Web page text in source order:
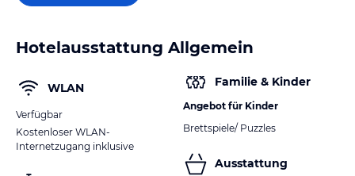
Hotelausstattung Allgemein
WLAN
Verfügbar
Kostenloser WLAN-
Internetzugang inklusive
Familie & Kinder
Angebot für Kinder
Brettspiele/ Puzzles
Ausstattung